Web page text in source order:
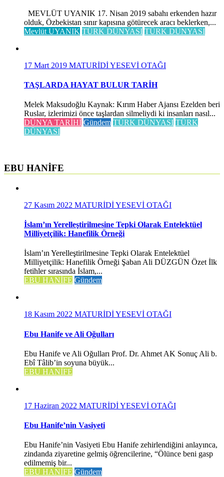
MEVLÜT UYANIK 17. Nisan 2019 sabahı erkenden hazır
olduk, Özbekistan sınır kapısına götürecek aracı beklerken,...
Mevlüt UYANIK TÜRK DÜNYASI TÜRK DÜNYASI
17 Mart 2019 MATURİDİ YESEVİ OTAĞI
TAŞLARDA HAYAT BULUR TARİH
Melek Maksudoğlu Kaynak: Kırım Haber Ajansı Ezelden beri
Ruslar, izlerimizi önce taşlardan silmeliydi ki insanları nasıl...
DÜNYA TARİHİ Gündem TÜRK DÜNYASI TÜRK
DÜNYASI
EBU HANİFE
27 Kasım 2022 MATURİDİ YESEVİ OTAĞI
İslam’ın Yerelleştirilmesine Tepki Olarak Entelektüel
Milliyetçilik: Hanefilik Örneği
İslam’ın Yerelleştirilmesine Tepki Olarak Entelektüel
Milliyetçilik: Hanefilik Örneği Şaban Ali DÜZGÜN Özet İlk
fetihler sırasında İslam,...
EBU HANİFE Gündem
18 Kasım 2022 MATURİDİ YESEVİ OTAĞI
Ebu Hanife ve Ali Oğulları
Ebu Hanife ve Ali Oğulları Prof. Dr. Ahmet AK Sonuç Ali b.
Ebî Tâlib’in soyuna büyük...
EBU HANİFE
17 Haziran 2022 MATURİDİ YESEVİ OTAĞI
Ebu Hanife’nin Vasiyeti
Ebu Hanife’nin Vasiyeti Ebu Hanife zehirlendiğini anlayınca,
zindanda ziyaretine gelmiş öğrencilerine, “Ölünce beni gasp
edilmemiş bir...
EBU HANİFE Gündem